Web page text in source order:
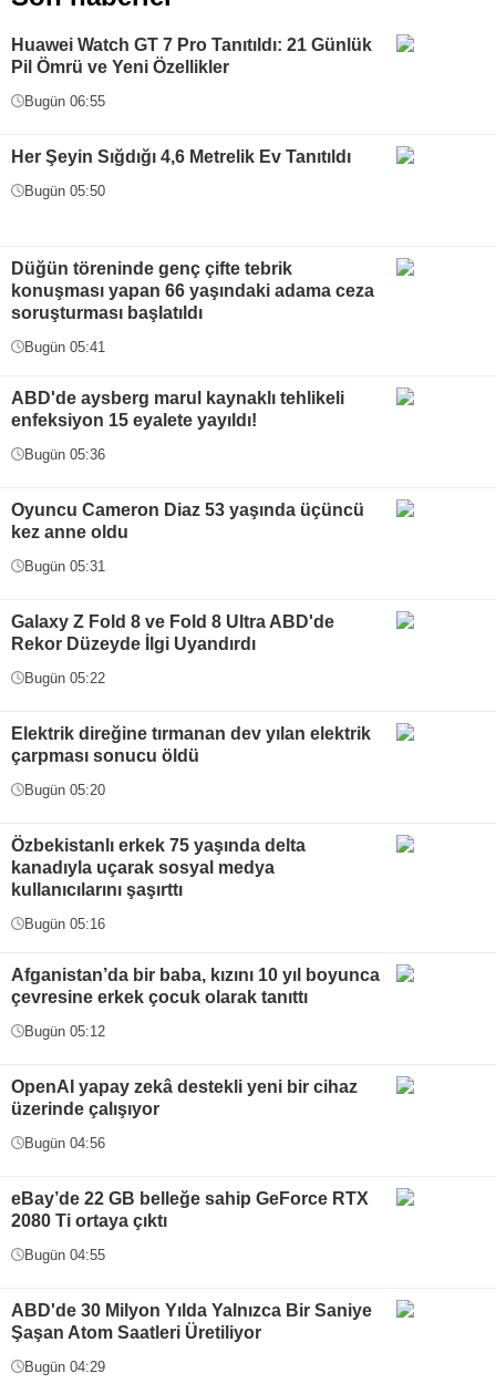
Huawei Watch GT 7 Pro Tanıtıldı: 21 Günlük
Pil Ömrü ve Yeni Özellikler
Bugün 06:55
Her Şeyin Sığdığı 4,6 Metrelik Ev Tanıtıldı
Bugün 05:50
Düğün töreninde genç çifte tebrik
konuşması yapan 66 yaşındaki adama ceza
soruşturması başlatıldı
Bugün 05:41
ABD'de aysberg marul kaynaklı tehlikeli
enfeksiyon 15 eyalete yayıldı!
Bugün 05:36
Oyuncu Cameron Diaz 53 yaşında üçüncü
kez anne oldu
Bugün 05:31
Galaxy Z Fold 8 ve Fold 8 Ultra ABD'de
Rekor Düzeyde İlgi Uyandırdı
Bugün 05:22
Elektrik direğine tırmanan dev yılan elektrik
çarpması sonucu öldü
Bugün 05:20
Özbekistanlı erkek 75 yaşında delta
kanadıyla uçarak sosyal medya
kullanıcılarını şaşırttı
Bugün 05:16
Afganistan’da bir baba, kızını 10 yıl boyunca
çevresine erkek çocuk olarak tanıttı
Bugün 05:12
OpenAI yapay zekâ destekli yeni bir cihaz
üzerinde çalışıyor
Bugün 04:56
eBay’de 22 GB belleğe sahip GeForce RTX
2080 Ti ortaya çıktı
Bugün 04:55
ABD'de 30 Milyon Yılda Yalnızca Bir Saniye
Şaşan Atom Saatleri Üretiliyor
Bugün 04:29